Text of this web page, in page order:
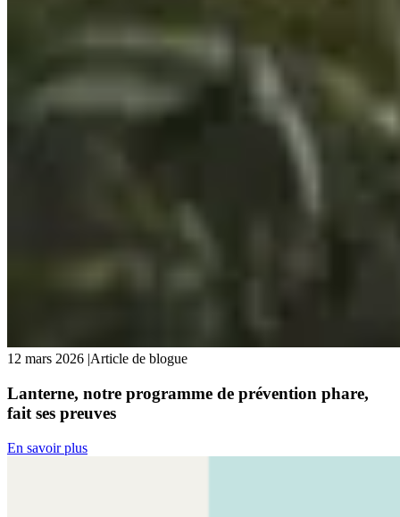
12 mars 2026 |Article de blogue
Lanterne, notre programme de prévention phare,
fait ses preuves
En savoir plus